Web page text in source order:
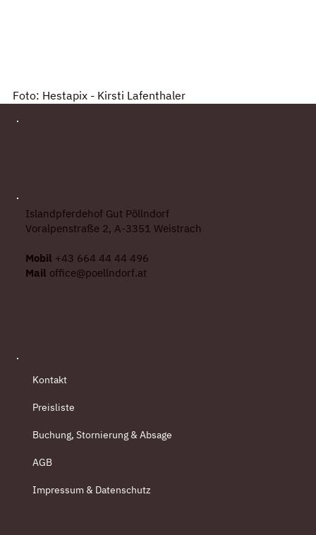
Foto: Hestapix - Kirsti Lafenthaler
Islandpferdehof Gut Pöllndorf
Voralpenstraße 2, A-3351 Weistrach
Mobil +43 664 44 44 496
Mail office@poellndorf.at
Kontakt
Preisliste
Buchung, Stornierung & Absage
AGB
Impressum & Datenschutz